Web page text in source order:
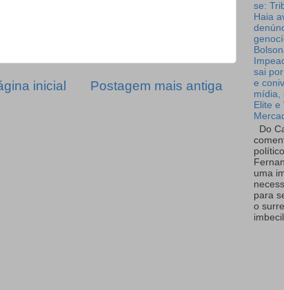
Postagem mais antiga
inicial
se:
Haia
sai
e
mídia,
Elite e
Do
uma
para
o